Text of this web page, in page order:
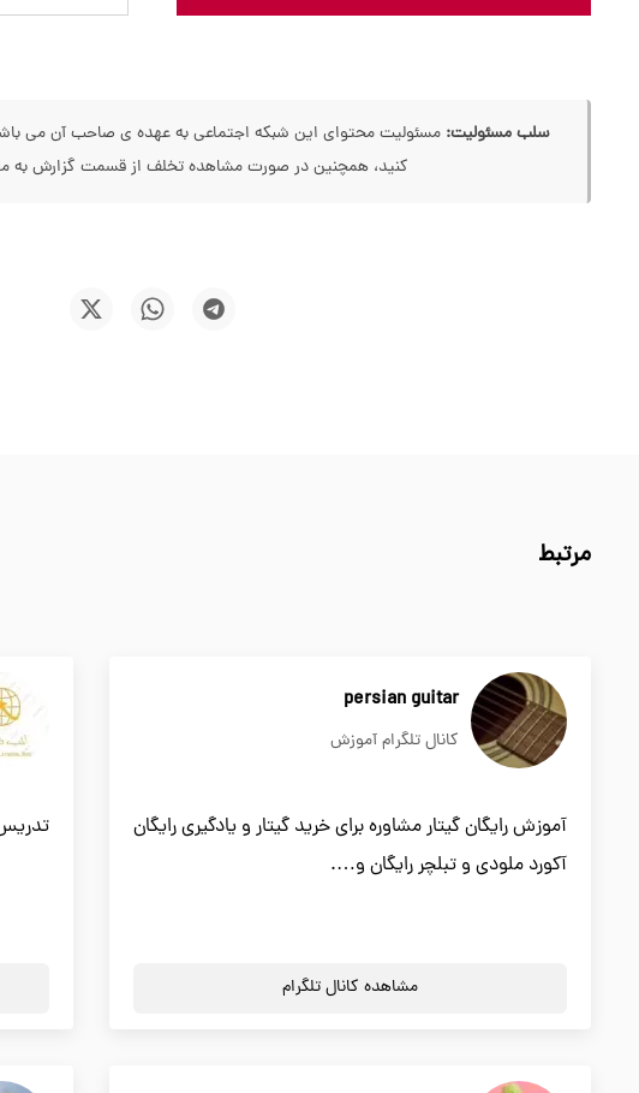
سلب مسئولیت: مسئولیت محتوای این شبکه اجتماعی به عهده ی صاحب آن می
کنید، همچنین در صورت مشاهده تخلف از قسمت گزارش به
مرتبط
persian guitar
کانال تلگرام آموزش
آموزش رایگان گیتار مشاوره برای خرید گیتار و یادگیری رایگان
آکورد ملودی و تبلچر رایگان و….
مشاهده کانال تلگرام